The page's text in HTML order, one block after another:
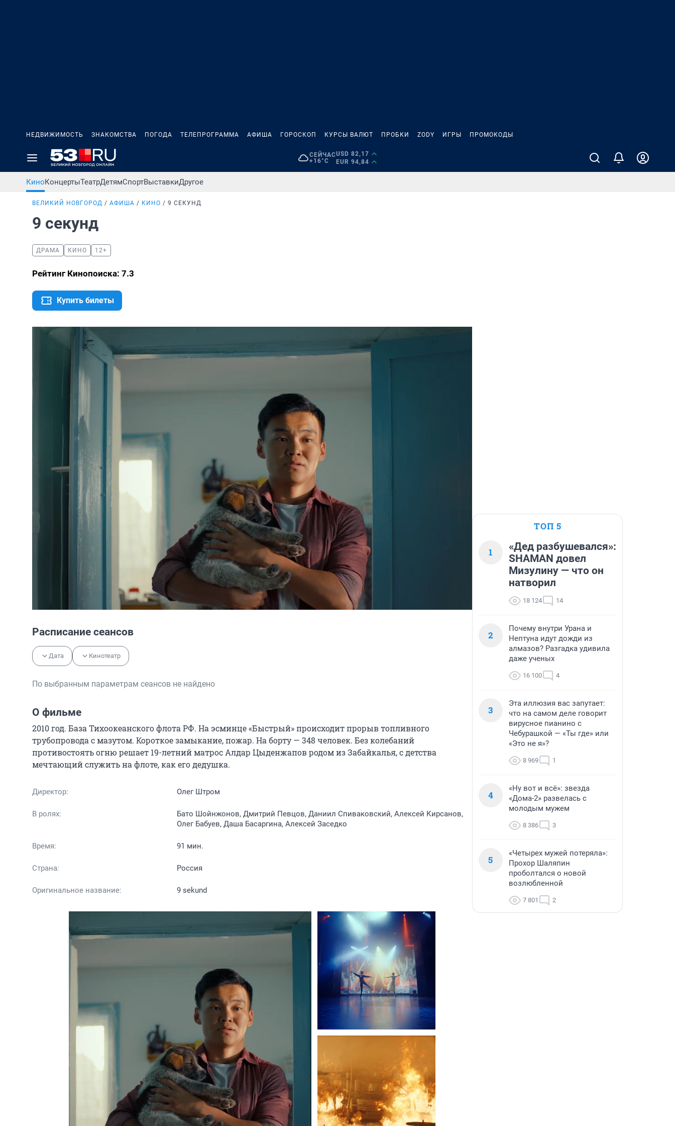
НЕДВИЖИМОСТЬ ЗНАКОМСТВА ПОГОДА ТЕЛЕПРОГРАММА АФИША ГОРОСКОП КУРСЫ ВАЛЮТ ПРОБКИ ZODY ИГРЫ ПРОМОКОДЫ
СЕЙЧАС
+16°C
USD 82,17
EUR 94,84
КиноКонцертыТеатрДетямСпортВыставкиДругое
ВЕЛИКИЙ НОВГОРОД АФИША КИНО 9 СЕКУНД
9 секунд
ДРАМА КИНО 12+
Рейтинг Кинопоиска: 7.3
Купить билеты
Расписание сеансов
Дата Кинотеатр
По выбранным параметрам сеансов не найдено
О фильме
2010 год. База Тихоокеанского флота РФ. На эсминце «Быстрый» происходит прорыв топливного
трубопровода с мазутом. Короткое замыкание, пожар. На борту — 348 человек. Без колебаний
противостоять огню решает 19-летний матрос Алдар Цыденжапов родом из Забайкалья, с детства
мечтающий служить на флоте, как его дедушка.
Директор: Олег Штром
В ролях:
Бато Шойнжонов, Дмитрий Певцов, Даниил Спиваковский, Алексей Кирсанов,
Олег Бабуев, Даша Басаргина, Алексей Заседко
Время: 91 мин.
Страна: Россия
Оригинальное название: 9 sekund
ТОП 5
1
«Дед разбушевался»:
SHAMAN довел
Мизулину — что он
натворил
18 124 14
2
Почему внутри Урана и
Нептуна идут дожди из
алмазов? Разгадка удивила
даже ученых
16 100 4
3
Эта иллюзия вас запутает:
что на самом деле говорит
вирусное пианино с
Чебурашкой — «Ты где» или
«Это не я»?
8 969 1
4
«Ну вот и всё»: звезда
«Дома-2» развелась с
молодым мужем
8 386 3
5
«Четырех мужей потеряла»:
Прохор Шаляпин
проболтался о новой
возлюбленной
7 801 2